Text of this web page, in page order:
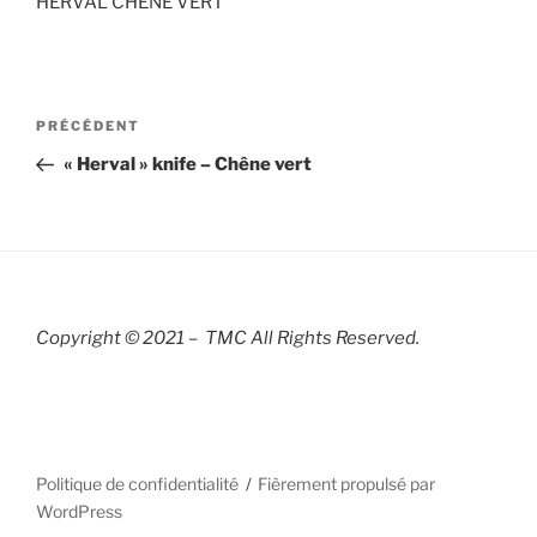
Navigation
l’article
Article
précédent
PRÉCÉDENT
« Herval » knife – Chêne vert
Copyright © 2021 – TMC All Rights Reserved.
Politique de confidentialité
Fièrement propulsé par
WordPress